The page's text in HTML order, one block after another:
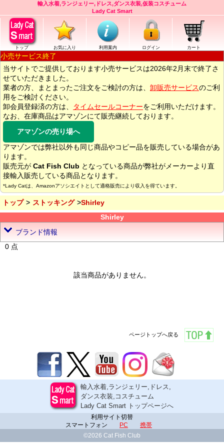
輸入水着,ランジェリー,ドレス,ダンス衣装,仮装コスチューム
Lady Cat Smart
トップ お気に入り 利用案内 ログイン カート
小売サービス終了
当サイトでご提供しております小売サービスは2026年2月末で終了さ
せていただきました。
業者の方、まとまったご注文をご検討の方は、 卸販売サービスのご利
用をご検討ください。
卸会員登録済の方は、
タイムセールコーナーをご利用いただけます。
なお、在庫商品はアマゾンにて販売継続しております。
アマゾンの売り場へ
アマゾンでは弊社以外も同じ商品やコピー品を販売している場合があ
ります。
販売元が Cat Fish Club となっている商品が弊社がメーカーより直
接輸入販売している商品となります。
*Lady Catは、Amazonアソシエイトとして適格販売により収入を得ています。
トップ ストッキング
Shirley
Shirley
ブランド情報
0 点
該当商品がありません。
ページトップへ戻る
輸入水着,ランジェリー,ドレス,
ダンス衣装,コスチューム
Lady Cat Smart トップページへ
利用サイト切替
スマートフォン
PC
携帯
©2026 Cat Fish Club